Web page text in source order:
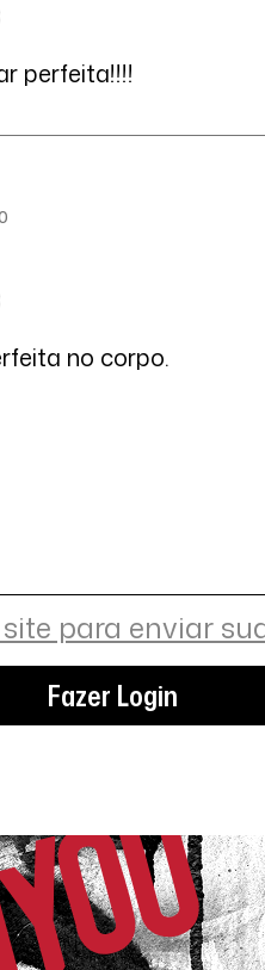
perfeita!!!!
no corpo.
para enviar
Fazer Login